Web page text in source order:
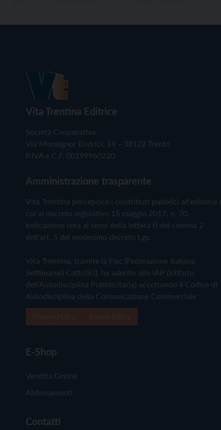
Vita Trentina Editrice
Società Cooperativa
Via Monsignor Endrici, 14 – 38122 Trento
P.IVA e C.F. 00199960220
Amministrazione trasparente
Vita Trentina percepisce i contributi pubblici all'editoria
cui al decreto legislativo 15 maggio 2017, n. 70.
Indicazione resa ai sensi della lettera f) del comma 2
dell'art. 5 del medesimo decreto Lgs.
Vita Trentina, tramite la Fisc (Federazione Italiana
Settimanali Cattolici), ha aderito allo IAP (Istituto
dell'Autodisciplina Pubblicitaria) accettando il Codice di
Autodisciplina della Comunicazione Commerciale
E-Shop
Vendita Online
Abbonamenti
Contatti